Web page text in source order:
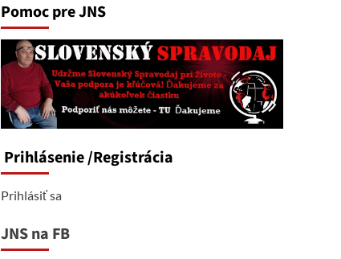
Pomoc pre JNS
Prihlásenie/Registrácia
Prihlásiť sa
JNS na FB